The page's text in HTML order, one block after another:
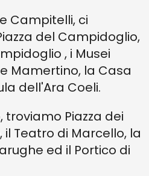
Campitelli, ci
del Campidoglio,
, i Musei
Mamertino, la Casa
dell'Ara Coeli.
troviamo Piazza dei
Teatro di Marcello, la
ed il Portico di